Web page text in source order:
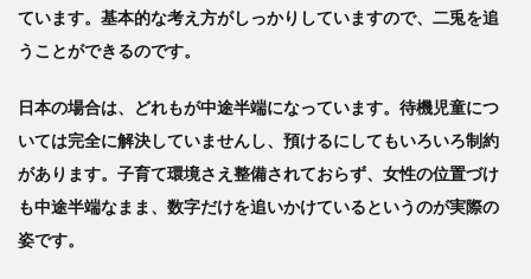
ています。基本的な考え方がしっかりしていますので、二兎を追
うことができるのです。
日本の場合は、どれもが中途半端になっています。待機児童につ
いては完全に解決していませんし、預けるにしてもいろいろ制約
があります。子育て環境さえ整備されておらず、女性の位置づけ
も中途半端なまま、数字だけを追いかけているというのが実際の
姿です。